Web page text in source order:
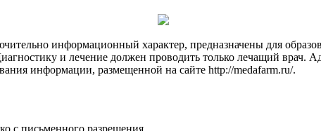
информационный характер, предназначены для
и лечение должен проводить только лечащий врач.
информации, размещенной на сайте http://medafarm.ru/.
с письменного разрешения